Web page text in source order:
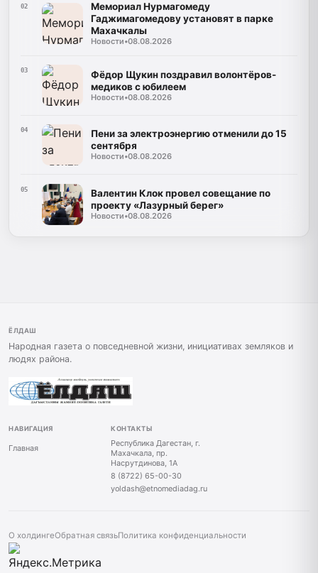
02
Мемориал Нурмагомеду
Гаджимагомедову установят в парке
Махачкалы
Новости•08.08.2026
03
Фёдор Щукин поздравил волонтёров-
медиков с юбилеем
Новости•08.08.2026
04
Пени за электроэнергию отменили до 15
сентября
Новости•08.08.2026
05
Валентин Клок провел совещание по
проекту «Лазурный берег»
Новости•08.08.2026
ЁЛДАШ
Народная газета о повседневной жизни, инициативах земляков и
людях района.
НАВИГАЦИЯ
Главная
КОНТАКТЫ
Республика Дагестан, г.
Махачкала, пр.
Насрутдинова, 1А
8 (8722) 65-00-30
yoldash@etnomediadag.ru
О холдингеОбратная связьПолитика конфиденциальности